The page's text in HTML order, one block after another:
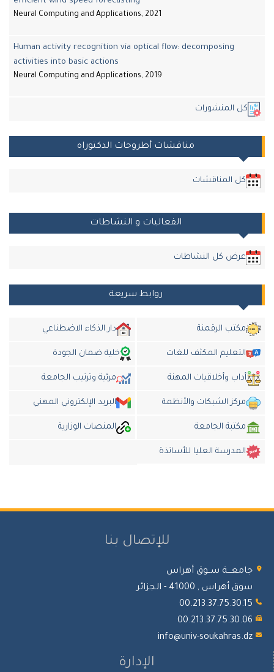
Neural Computing and Applications, 2021
Human activity recognition via optical flow: decomposing
activities into basic actions
Neural Computing and Applications, 2019
كل المنشورات
مناقشات أطروحات الدكتوراه
كل المناقشات
الفعاليات و النشاطات
عرض كل النشاطات
روابط سريعة
مكتب الرقمنة دار الذكاء الاضطناعي
التعليم المكثف للغات خلية ضمان الجودة
أداب وأخلاقيات المهنة مرئية وترتيب الجامعة
مركز الشبكات والأنظمة البريد الإلكتروني المهني
مكتبة الجامعة المنصات الوزارية
المدرسة العليا للأساتذة
للإتصال بنا
جامعـــة ســوق أهراس
سوق أهراس , 41000 - الجزائر
00.213.37.75.30.15
00.213.37.75.30.06
info@univ-soukahras.dz
الإدارة